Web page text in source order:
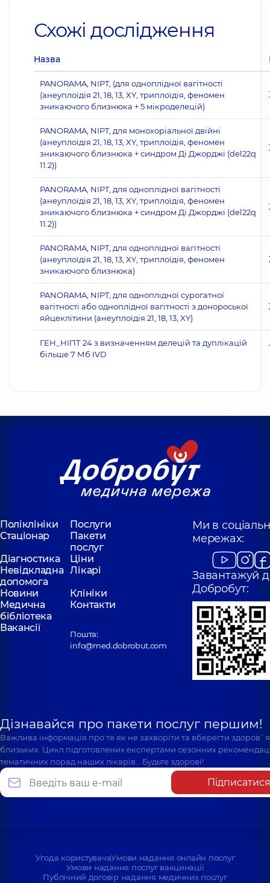
Схожі дослідження
Назва
PANORAMA, NIPT, (для одноплідної вагітності
(анеуплоїдія 21, 18, 13, XY, триплоїдія, феномен
зникаючого близнюка + 5 мікроделецій)
PANORAMA, NIPT, для монохоріальної двійні
(анеуплоїдія 21, 18, 13, XY, триплоїдія, феномен
зникаючого близнюка + синдром Ді Джорджі (del22q
11.2))
PANORAMA, NIPT, для одноплідної вагітності
(анеуплоїдія 21, 18, 13, XY, триплоїдія, феномен
зникаючого близнюка + синдром Ді Джорджі (del22q
11.2))
PANORAMA, NIPT, для одноплідної вагітності
(анеуплоїдія 21, 18, 13, XY, триплоїдія, феномен
зникаючого близнюка)
PANORAMA, NIPT, для одноплідної сурогатної
вагітності або одноплідної вагітності з донороської
яйцеклітини (анеуплоїдія 21, 18, 13, XY)
ГЕН_НІПТ 24 з визначенням делецій та дуплікацій
більше 7 Мб IVD
Поліклініки
Послуги
Стаціонар
Пакети
послуг
Діагностика
Ціни
Невідкладна
допомога
Лікарі
Новини
Клініки
Медична
бібліотека
Контакти
Вакансії
Пошта:
info@med.dobrobut.com
Ми в
мережах:
Завантажуй
Добробут:
Дізнавайся про пакети послуг першим!
Важлива інформація про те як не захворіти та вберегти
близьких. Цикл підготовлених експертами сезонних
тематичних порад наших лікарів… Будьте здорові!
Підписатися
Угода користувачаУмови надання онлайн послуг
Умови надання послуг вакцинації
Публічний договір надання медичних послуг